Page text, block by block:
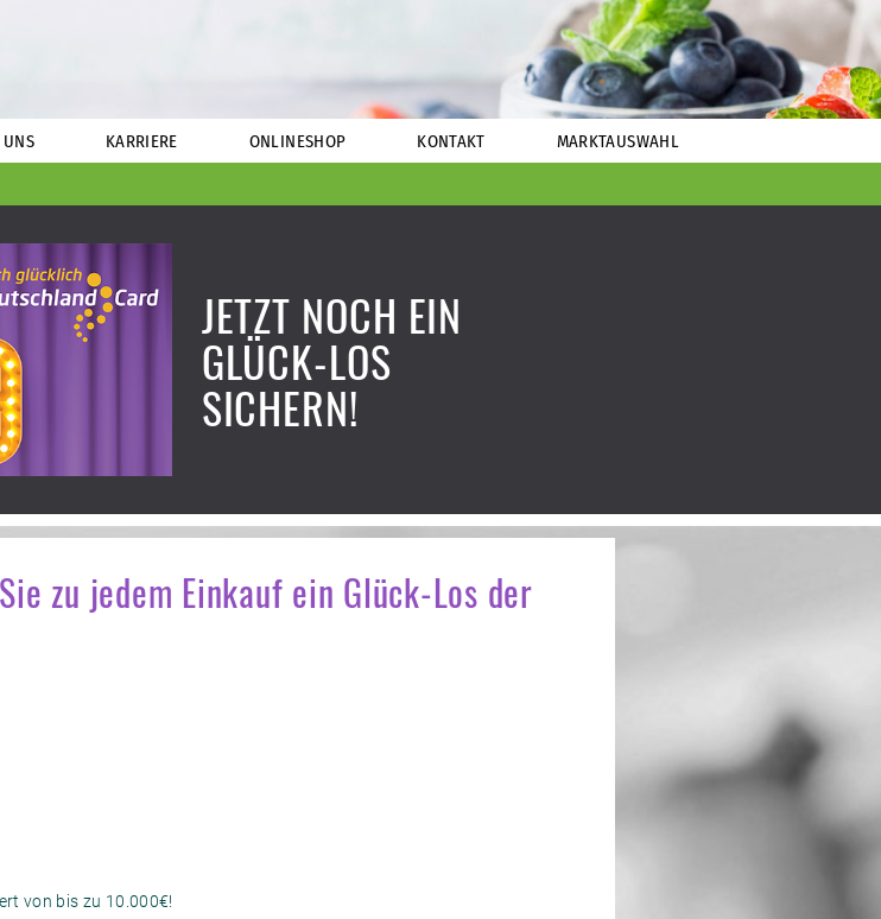
UNS KARRIERE ONLINESHOP KONTAKT MARKTAUSWAHL
JETZT NOCH EIN
GLÜCK-LOS
SICHERN!
zu jedem Einkauf ein Glück-Los der
von bis zu 10.000€!